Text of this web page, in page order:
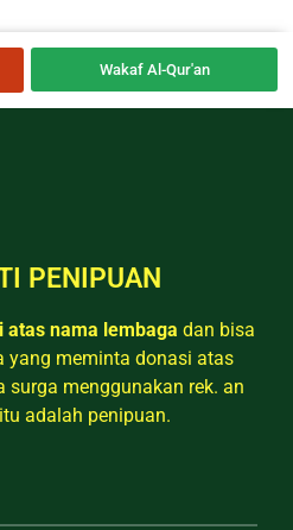
Wakaf Al-Qur'an
PENIPUAN
atas nama lembaga dan bisa
yang meminta donasi atas
menggunakan rek. an
adalah penipuan.